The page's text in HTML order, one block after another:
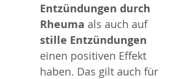
Entzündungen durch
Rheuma als auch auf
stille Entzündungen
einen positiven Effekt
haben. Das gilt auch für